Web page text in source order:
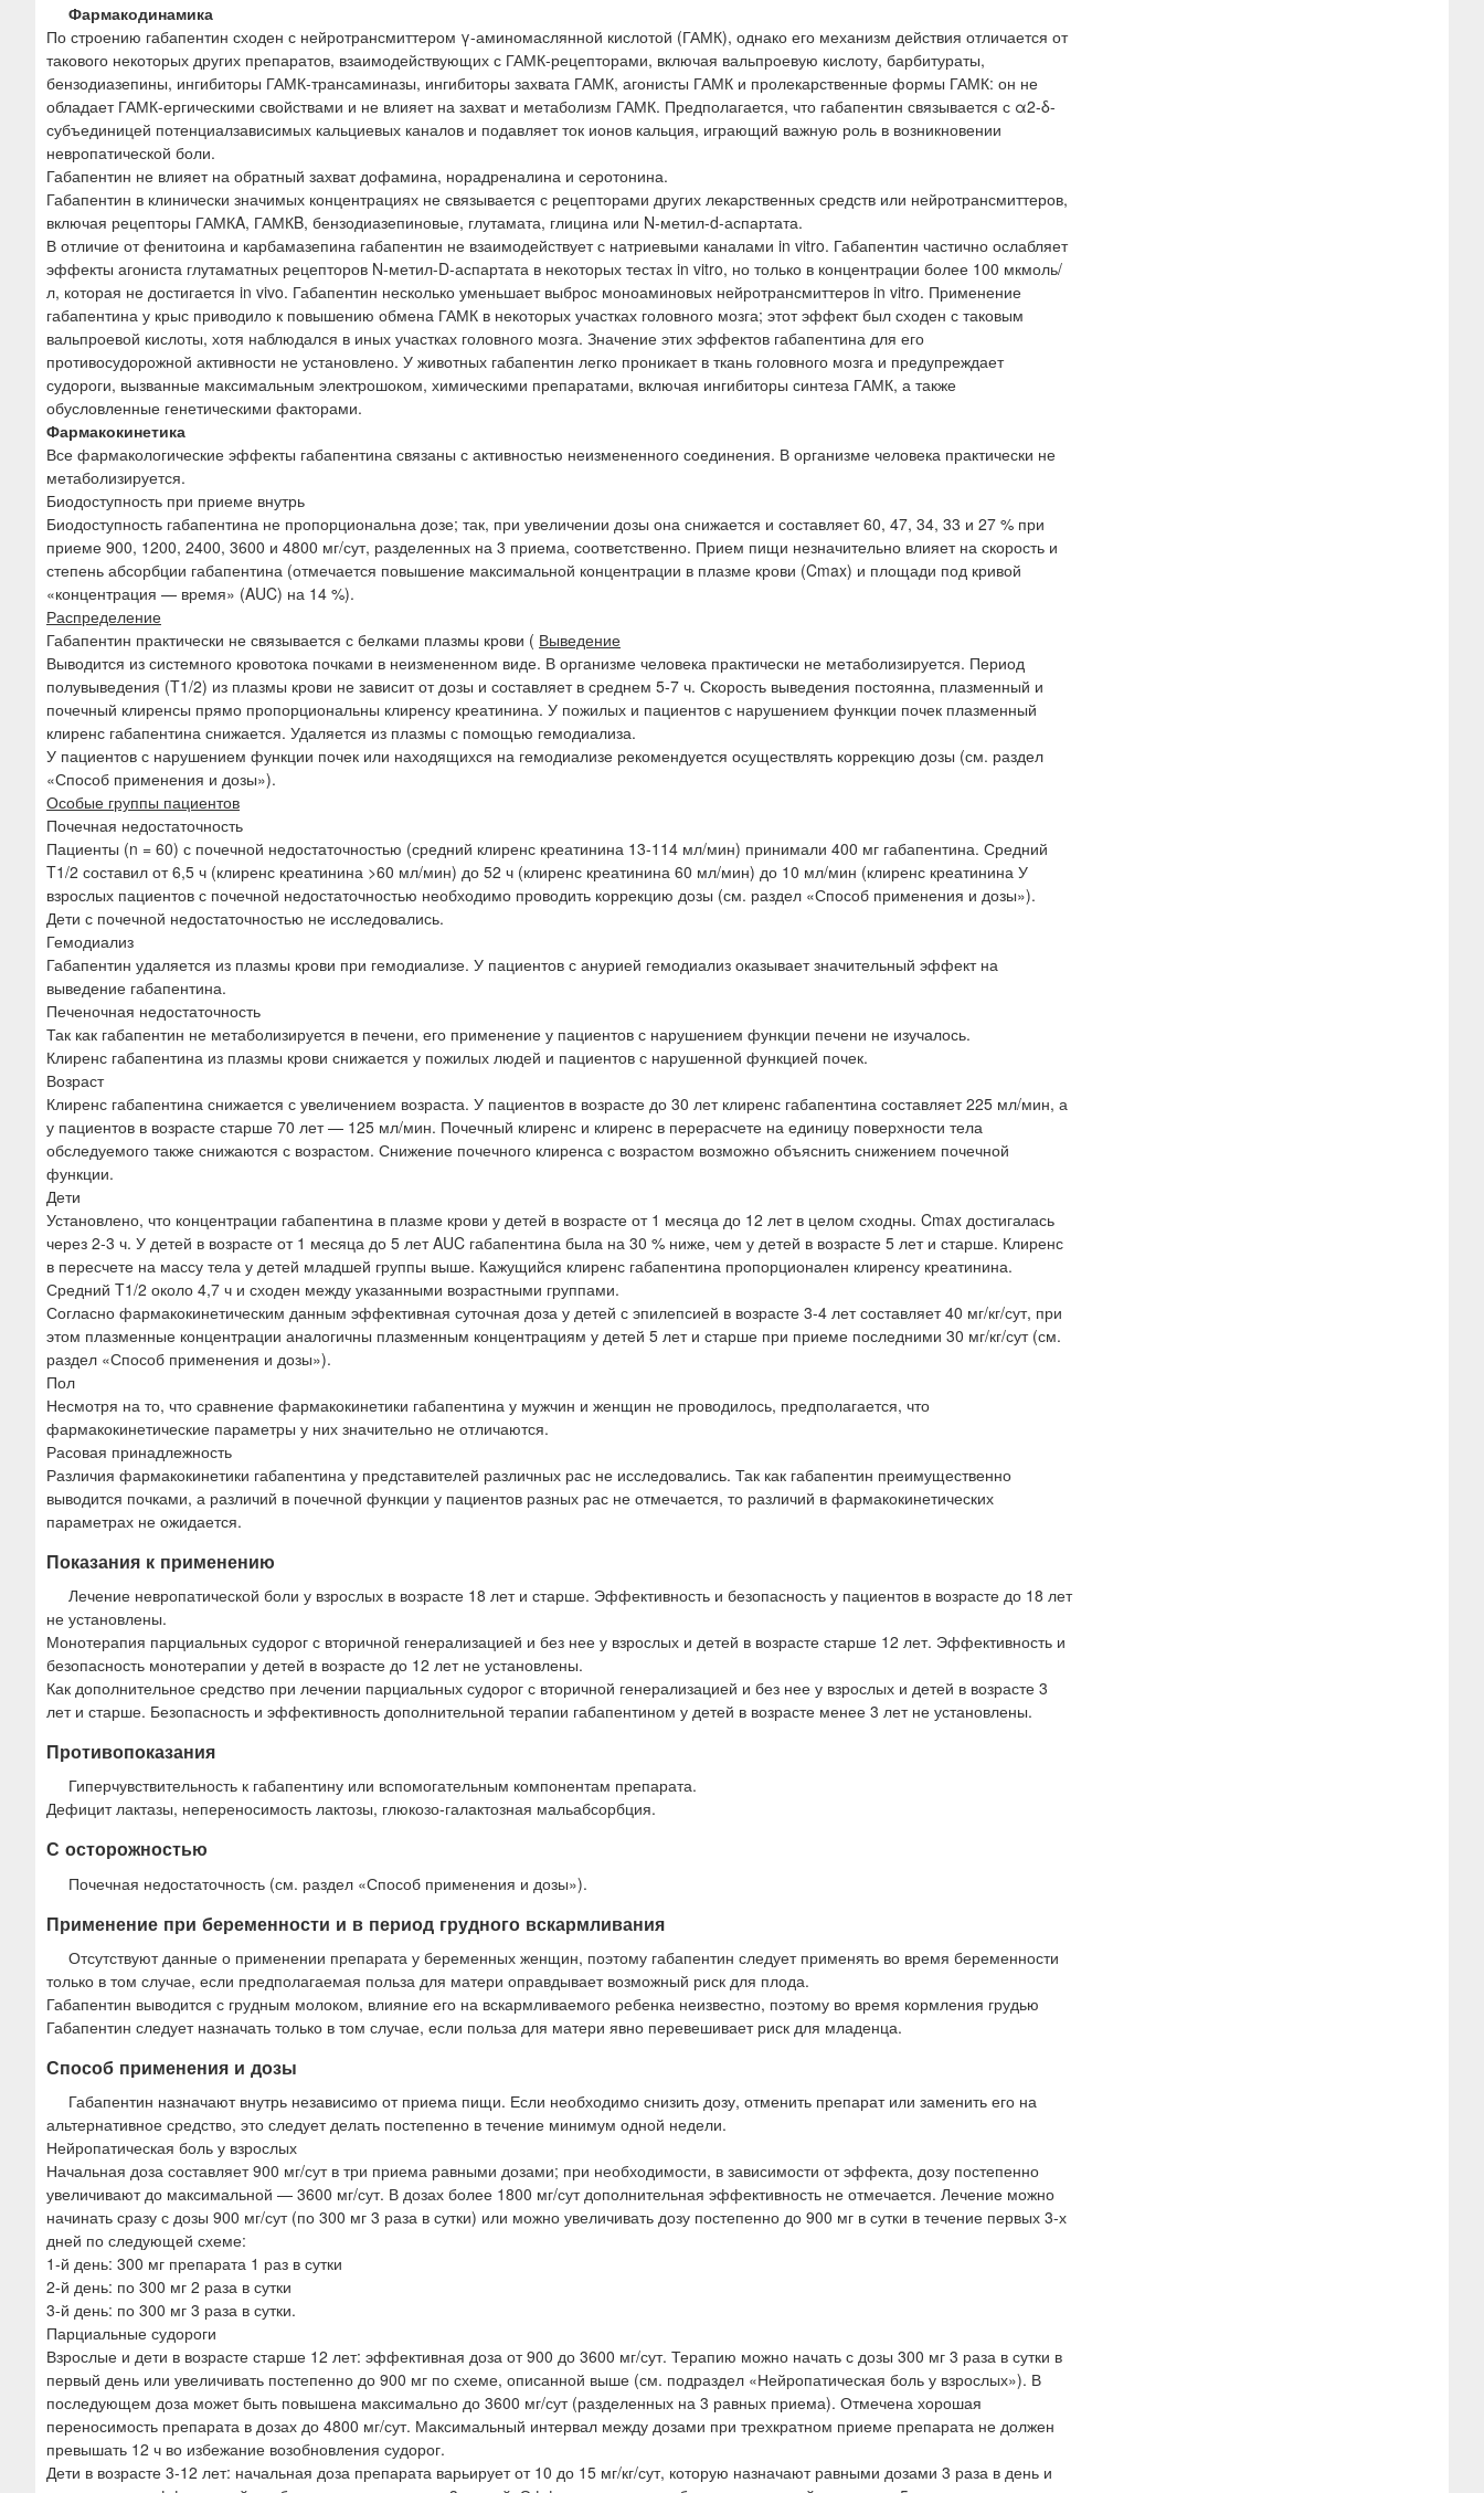
Фармакодинамика
По строению габапентин сходен с нейротрансмиттером γ-аминомаслянной кислотой (ГАМК), однако его механизм действия отличается от
такового некоторых других препаратов, взаимодействующих с ГАМК-рецепторами, включая вальпроевую кислоту, барбитураты,
бензодиазепины, ингибиторы ГАМК-трансаминазы, ингибиторы захвата ГАМК, агонисты ГАМК и пролекарственные формы ГАМК: он не
обладает ГАМК-ергическими свойствами и не влияет на захват и метаболизм ГАМК. Предполагается, что габапентин связывается с α2-δ-
субъединицей потенциалзависимых кальциевых каналов и подавляет ток ионов кальция, играющий важную роль в возникновении
невропатической боли.
Габапентин не влияет на обратный захват дофамина, норадреналина и серотонина.
Габапентин в клинически значимых концентрациях не связывается с рецепторами других лекарственных средств или нейротрансмиттеров,
включая рецепторы ГАМКA, ГАМКB, бензодиазепиновые, глутамата, глицина или N-метил-d-аспартата.
В отличие от фенитоина и карбамазепина габапентин не взаимодействует с натриевыми каналами in vitro. Габапентин частично ослабляет
эффекты агониста глутаматных рецепторов N-метил-D-аспартата в некоторых тестах in vitro, но только в концентрации более 100 мкмоль/
л, которая не достигается in vivo. Габапентин несколько уменьшает выброс моноаминовых нейротрансмиттеров in vitro. Применение
габапентина у крыс приводило к повышению обмена ГАМК в некоторых участках головного мозга; этот эффект был сходен с таковым
вальпроевой кислоты, хотя наблюдался в иных участках головного мозга. Значение этих эффектов габапентина для его
противосудорожной активности не установлено. У животных габапентин легко проникает в ткань головного мозга и предупреждает
судороги, вызванные максимальным электрошоком, химическими препаратами, включая ингибиторы синтеза ГАМК, а также
обусловленные генетическими факторами.
Фармакокинетика
Все фармакологические эффекты габапентина связаны с активностью неизмененного соединения. В организме человека практически не
метаболизируется.
Биодоступность при приеме внутрь
Биодоступность габапентина не пропорциональна дозе; так, при увеличении дозы она снижается и составляет 60, 47, 34, 33 и 27 % при
приеме 900, 1200, 2400, 3600 и 4800 мг/сут, разделенных на 3 приема, соответственно. Прием пищи незначительно влияет на скорость и
степень абсорбции габапентина (отмечается повышение максимальной концентрации в плазме крови (Cmax) и площади под кривой
«концентрация — время» (AUC) на 14 %).
Распределение
Габапентин практически не связывается с белками плазмы крови ( Выведение
Выводится из системного кровотока почками в неизмененном виде. В организме человека практически не метаболизируется. Период
полувыведения (T1/2) из плазмы крови не зависит от дозы и составляет в среднем 5-7 ч. Скорость выведения постоянна, плазменный и
почечный клиренсы прямо пропорциональны клиренсу креатинина. У пожилых и пациентов с нарушением функции почек плазменный
клиренс габапентина снижается. Удаляется из плазмы с помощью гемодиализа.
У пациентов с нарушением функции почек или находящихся на гемодиализе рекомендуется осуществлять коррекцию дозы (см. раздел
«Способ применения и дозы»).
Особые группы пациентов
Почечная недостаточность
Пациенты (n = 60) с почечной недостаточностью (средний клиренс креатинина 13-114 мл/мин) принимали 400 мг габапентина. Средний
T1/2 составил от 6,5 ч (клиренс креатинина >60 мл/мин) до 52 ч (клиренс креатинина 60 мл/мин) до 10 мл/мин (клиренс креатинина У
взрослых пациентов с почечной недостаточностью необходимо проводить коррекцию дозы (см. раздел «Способ применения и дозы»).
Дети с почечной недостаточностью не исследовались.
Гемодиализ
Габапентин удаляется из плазмы крови при гемодиализе. У пациентов с анурией гемодиализ оказывает значительный эффект на
выведение габапентина.
Печеночная недостаточность
Так как габапентин не метаболизируется в печени, его применение у пациентов с нарушением функции печени не изучалось.
Клиренс габапентина из плазмы крови снижается у пожилых людей и пациентов с нарушенной функцией почек.
Возраст
Клиренс габапентина снижается с увеличением возраста. У пациентов в возрасте до 30 лет клиренс габапентина составляет 225 мл/мин, а
у пациентов в возрасте старше 70 лет — 125 мл/мин. Почечный клиренс и клиренс в перерасчете на единицу поверхности тела
обследуемого также снижаются с возрастом. Снижение почечного клиренса с возрастом возможно объяснить снижением почечной
функции.
Дети
Установлено, что концентрации габапентина в плазме крови у детей в возрасте от 1 месяца до 12 лет в целом сходны. Cmax достигалась
через 2-3 ч. У детей в возрасте от 1 месяца до 5 лет AUC габапентина была на 30 % ниже, чем у детей в возрасте 5 лет и старше. Клиренс
в пересчете на массу тела у детей младшей группы выше. Кажущийся клиренс габапентина пропорционален клиренсу креатинина.
Средний T1/2 около 4,7 ч и сходен между указанными возрастными группами.
Согласно фармакокинетическим данным эффективная суточная доза у детей с эпилепсией в возрасте 3-4 лет составляет 40 мг/кг/сут, при
этом плазменные концентрации аналогичны плазменным концентрациям у детей 5 лет и старше при приеме последними 30 мг/кг/сут (см.
раздел «Способ применения и дозы»).
Пол
Несмотря на то, что сравнение фармакокинетики габапентина у мужчин и женщин не проводилось, предполагается, что
фармакокинетические параметры у них значительно не отличаются.
Расовая принадлежность
Различия фармакокинетики габапентина у представителей различных рас не исследовались. Так как габапентин преимущественно
выводится почками, а различий в почечной функции у пациентов разных рас не отмечается, то различий в фармакокинетических
параметрах не ожидается.
Показания к применению
Лечение невропатической боли у взрослых в возрасте 18 лет и старше. Эффективность и безопасность у пациентов в возрасте до 18 лет
не установлены.
Монотерапия парциальных судорог с вторичной генерализацией и без нее у взрослых и детей в возрасте старше 12 лет. Эффективность и
безопасность монотерапии у детей в возрасте до 12 лет не установлены.
Как дополнительное средство при лечении парциальных судорог с вторичной генерализацией и без нее у взрослых и детей в возрасте 3
лет и старше. Безопасность и эффективность дополнительной терапии габапентином у детей в возрасте менее 3 лет не установлены.
Противопоказания
Гиперчувствительность к габапентину или вспомогательным компонентам препарата.
Дефицит лактазы, непереносимость лактозы, глюкозо-галактозная мальабсорбция.
С осторожностью
Почечная недостаточность (см. раздел «Способ применения и дозы»).
Применение при беременности и в период грудного вскармливания
Отсутствуют данные о применении препарата у беременных женщин, поэтому габапентин следует применять во время беременности
только в том случае, если предполагаемая польза для матери оправдывает возможный риск для плода.
Габапентин выводится с грудным молоком, влияние его на вскармливаемого ребенка неизвестно, поэтому во время кормления грудью
Габапентин следует назначать только в том случае, если польза для матери явно перевешивает риск для младенца.
Способ применения и дозы
Габапентин назначают внутрь независимо от приема пищи. Если необходимо снизить дозу, отменить препарат или заменить его на
альтернативное средство, это следует делать постепенно в течение минимум одной недели.
Нейропатическая боль у взрослых
Начальная доза составляет 900 мг/сут в три приема равными дозами; при необходимости, в зависимости от эффекта, дозу постепенно
увеличивают до максимальной — 3600 мг/сут. В дозах более 1800 мг/сут дополнительная эффективность не отмечается. Лечение можно
начинать сразу с дозы 900 мг/сут (по 300 мг 3 раза в сутки) или можно увеличивать дозу постепенно до 900 мг в сутки в течение первых 3-х
дней по следующей схеме:
1-й день: 300 мг препарата 1 раз в сутки
2-й день: по 300 мг 2 раза в сутки
3-й день: по 300 мг 3 раза в сутки.
Парциальные судороги
Взрослые и дети в возрасте старше 12 лет: эффективная доза от 900 до 3600 мг/сут. Терапию можно начать с дозы 300 мг 3 раза в сутки в
первый день или увеличивать постепенно до 900 мг по схеме, описанной выше (см. подраздел «Нейропатическая боль у взрослых»). В
последующем доза может быть повышена максимально до 3600 мг/сут (разделенных на 3 равных приема). Отмечена хорошая
переносимость препарата в дозах до 4800 мг/сут. Максимальный интервал между дозами при трехкратном приеме препарата не должен
превышать 12 ч во избежание возобновления судорог.
Дети в возрасте 3-12 лет: начальная доза препарата варьирует от 10 до 15 мг/кг/сут, которую назначают равными дозами 3 раза в день и